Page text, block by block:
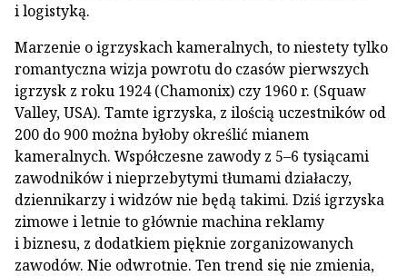
i logistyką.
Marzenie o igrzyskach kameralnych, to niestety tylko
romantyczna wizja powrotu do czasów pierwszych
igrzysk z roku 1924 (Chamonix) czy 1960 r. (Squaw
Valley, USA). Tamte igrzyska, z ilością uczestników od
200 do 900 można byłoby określić mianem
kameralnych. Współczesne zawody z 5–6 tysiącami
zawodników i nieprzebytymi tłumami działaczy,
dziennikarzy i widzów nie będą takimi. Dziś igrzyska
zimowe i letnie to głównie machina reklamy
i biznesu, z dodatkiem pięknie zorganizowanych
zawodów. Nie odwrotnie. Ten trend się nie zmienia,